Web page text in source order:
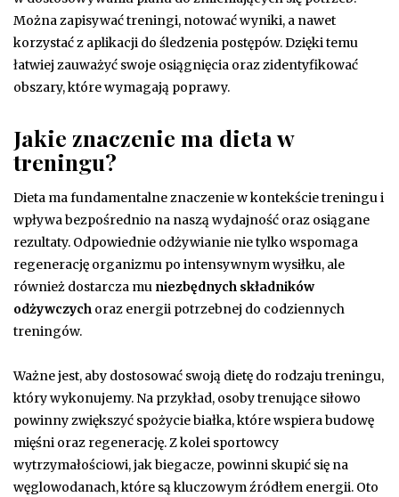
Można zapisywać treningi, notować wyniki, a nawet
korzystać z aplikacji do śledzenia postępów. Dzięki temu
łatwiej zauważyć swoje osiągnięcia oraz zidentyfikować
obszary, które wymagają poprawy.
Jakie znaczenie ma dieta w
treningu?
Dieta ma fundamentalne znaczenie w kontekście treningu i
wpływa bezpośrednio na naszą wydajność oraz osiągane
rezultaty. Odpowiednie odżywianie nie tylko wspomaga
regenerację organizmu po intensywnym wysiłku, ale
również dostarcza mu niezbędnych składników
odżywczych oraz energii potrzebnej do codziennych
treningów.
Ważne jest, aby dostosować swoją dietę do rodzaju treningu,
który wykonujemy. Na przykład, osoby trenujące siłowo
powinny zwiększyć spożycie białka, które wspiera budowę
mięśni oraz regenerację. Z kolei sportowcy
wytrzymałościowi, jak biegacze, powinni skupić się na
węglowodanach, które są kluczowym źródłem energii. Oto